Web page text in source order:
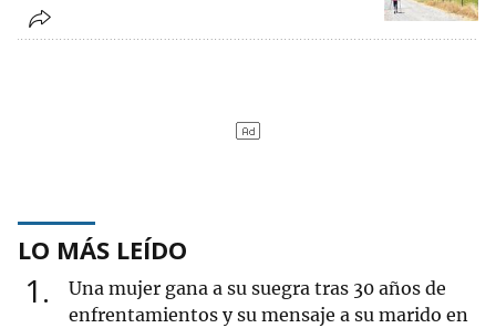
LO MÁS LEÍDO
1
Una mujer gana a su suegra tras 30 años de
enfrentamientos y su mensaje a su marido en